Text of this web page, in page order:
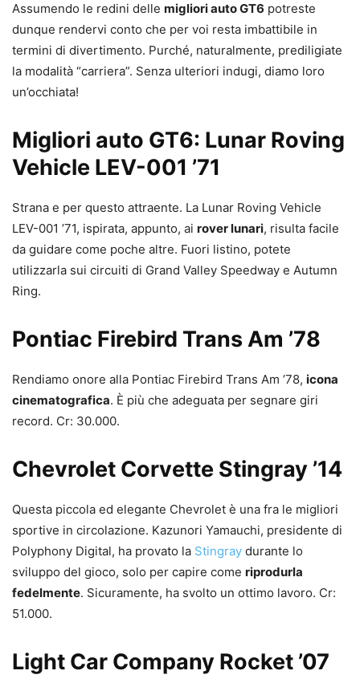
Assumendo le redini delle migliori auto GT6 potreste
dunque rendervi conto che per voi resta imbattibile in
termini di divertimento. Purché, naturalmente, prediligiate
la modalità “carriera”. Senza ulteriori indugi, diamo loro
un’occhiata!
Migliori auto GT6: Lunar Roving
Vehicle LEV-001 ’71
Strana e per questo attraente. La Lunar Roving Vehicle
LEV-001 ’71, ispirata, appunto, ai rover lunari, risulta facile
da guidare come poche altre. Fuori listino, potete
utilizzarla sui circuiti di Grand Valley Speedway e Autumn
Ring.
Pontiac Firebird Trans Am ’78
Rendiamo onore alla Pontiac Firebird Trans Am ’78, icona
cinematografica. È più che adeguata per segnare giri
record. Cr: 30.000.
Chevrolet Corvette Stingray ’14
Questa piccola ed elegante Chevrolet è una fra le migliori
sportive in circolazione. Kazunori Yamauchi, presidente di
Polyphony Digital, ha provato la Stingray durante lo
sviluppo del gioco, solo per capire come riprodurla
fedelmente. Sicuramente, ha svolto un ottimo lavoro. Cr:
51.000.
Light Car Company Rocket ’07